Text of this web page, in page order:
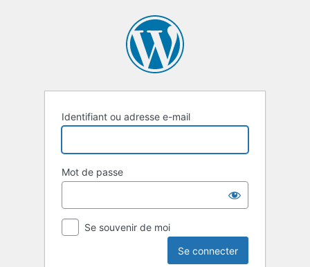
Identifiant ou adresse e-mail
Mot de passe
Se souvenir de moi